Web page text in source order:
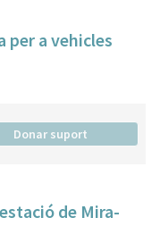
Donar suport
de Mira-